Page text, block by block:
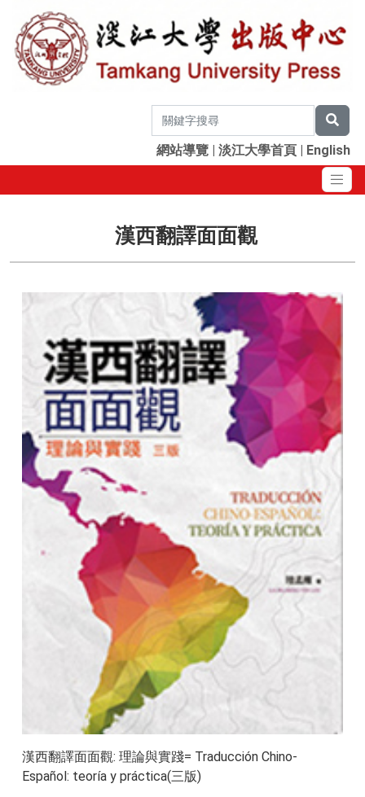
網站導覽 | 淡江大學首頁 | English
漢西翻譯面面觀
漢西翻譯面面觀: 理論與實踐= Traducción Chino-
Español: teoría y práctica(三版)